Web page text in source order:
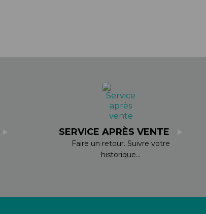
SERVICE APRÈS VENTE
Faire un retour. Suivre votre
historique...